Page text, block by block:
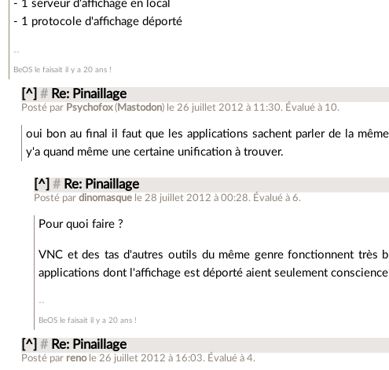
- 1 serveur d'affichage en local
- 1 protocole d'affichage déporté
BeOS le faisait il y a 20 ans !
[^] # Re: Pinaillage
Posté par Psychofox( Mastodon) le 26 juillet 2012 à 11:30. Évalué à 10.
oui bon au final il faut que les applications sachent parler de la
y'a quand même une certaine unification à trouver.
[^] # Re: Pinaillage
Posté pardinomasque le 28 juillet 2012 à 00:28. Évalué à6.
Pour quoi faire ?
VNC et des tas d'autres outils du même genre fonctionnent très
applications dont l'affichage est déporté aient seulement
BeOS le faisait il y a 20 ans !
[^] # Re: Pinaillage
Posté par reno le 26 juillet 2012 à 16:03. Évalué à4.